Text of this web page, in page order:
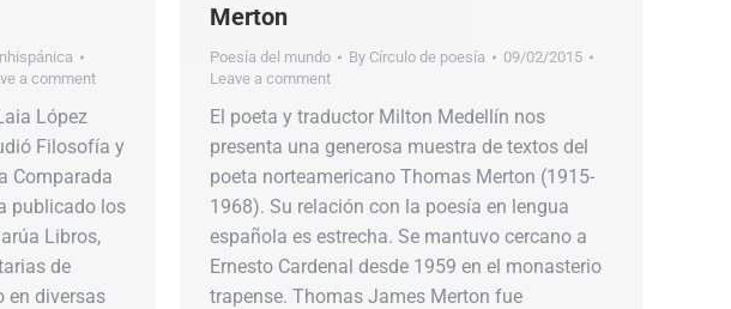
a comment
López
Filosofía y
Comparada
publicado los
Libros,
de
en diversas
Merton
Poesía del mundo By Círculo de poesía
09/02/2015
Leave a comment
El poeta y traductor Milton Medellín nos
presenta una generosa muestra de textos del
poeta norteamericano Thomas Merton (1915-
1968). Su relación con la poesía en lengua
española es estrecha. Se mantuvo cercano a
Ernesto Cardenal desde 1959 en el monasterio
trapense. Thomas James Merton fue